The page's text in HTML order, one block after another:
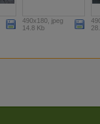
490x180, jpeg
14.8 Kb